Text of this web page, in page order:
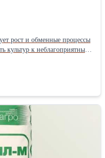
рост и обменные процессы
культур к неблагоприятным
Содержит комплекс
для растений
элементов: N, P,
0,8-1 л/
от -5°C до